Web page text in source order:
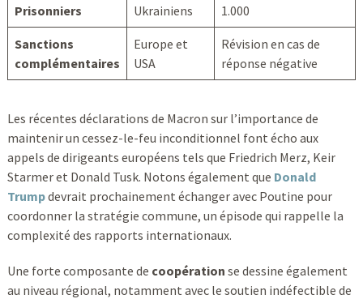
Prisonniers
Ukrainiens
1.000
Sanctions
complémentaires
Europe et
USA
Révision en cas de
réponse négative
Les récentes déclarations de Macron sur l’importance de
maintenir un cessez-le-feu inconditionnel font écho aux
appels de dirigeants européens tels que Friedrich Merz, Keir
Starmer et Donald Tusk. Notons également que Donald
Trumpdevrait prochainement échanger avec Poutine pour
coordonner la stratégie commune, un épisode qui rappelle la
complexité des rapports internationaux.
Une forte composante de coopération se dessine également
au niveau régional, notamment avec le soutien indéfectible de